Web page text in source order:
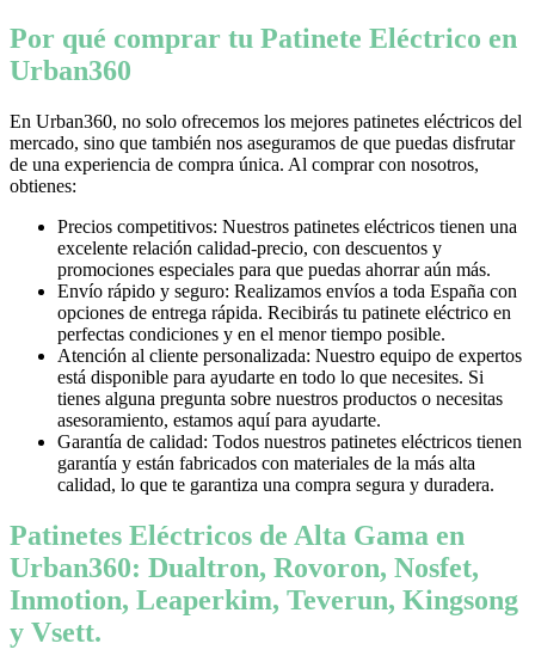
Por qué comprar tu Patinete Eléctrico en
Urban360
En Urban360, no solo ofrecemos los mejores patinetes eléctricos del
mercado, sino que también nos aseguramos de que puedas disfrutar
de una experiencia de compra única. Al comprar con nosotros,
obtienes:
Precios competitivos: Nuestros patinetes eléctricos tienen una
excelente relación calidad-precio, con descuentos y
promociones especiales para que puedas ahorrar aún más.
Envío rápido y seguro: Realizamos envíos a toda España con
opciones de entrega rápida. Recibirás tu patinete eléctrico en
perfectas condiciones y en el menor tiempo posible.
Atención al cliente personalizada: Nuestro equipo de expertos
está disponible para ayudarte en todo lo que necesites. Si
tienes alguna pregunta sobre nuestros productos o necesitas
asesoramiento, estamos aquí para ayudarte.
Garantía de calidad: Todos nuestros patinetes eléctricos tienen
garantía y están fabricados con materiales de la más alta
calidad, lo que te garantiza una compra segura y duradera.
Patinetes Eléctricos de Alta Gama en
Urban360: Dualtron, Rovoron, Nosfet,
Inmotion, Leaperkim, Teverun, Kingsong
y Vsett.